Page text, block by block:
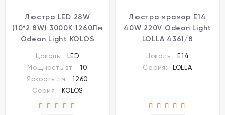
Люстра LED 28W
(10*2.8W) 3000K 1260Лм
Odeon Light KOLOS
Цоколь:
LED
Мощность вт:
10
Яркость лм:
1260
Серия:
KOLOS
Люстра мрамор E14
40W 220V Odeon Light
LOLLA 4361/8
Цоколь:
E14
Серия:
LOLLA